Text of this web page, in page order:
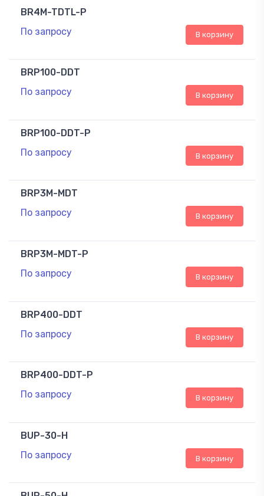
BR4M-TDTL-P
По запросу
В корзину
BRP100-DDT
По запросу
В корзину
BRP100-DDT-P
По запросу
В корзину
BRP3M-MDT
По запросу
В корзину
BRP3M-MDT-P
По запросу
В корзину
BRP400-DDT
По запросу
В корзину
BRP400-DDT-P
По запросу
В корзину
BUP-30-H
По запросу
В корзину